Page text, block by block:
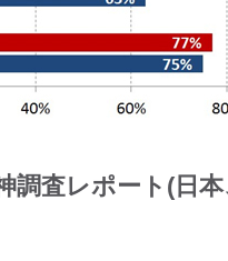
調査レポート(日